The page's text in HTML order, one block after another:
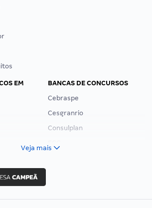
EM
BANCAS DE CONCURSOS
Cebraspe
Cesgranrio
Consulplan
Veja mais